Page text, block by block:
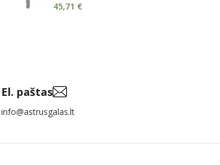
45,71 €
El. paštas
info@astrusgalas.lt